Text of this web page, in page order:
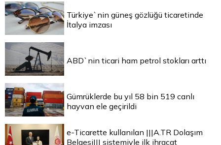
Türkiye`nin güneş gözlüğü ticaretinde
İtalya imzası
ABD`nin ticari ham petrol stokları arttı
Gümrüklerde bu yıl 58 bin 519 canlı
hayvan ele geçirildi
e-Ticarette kullanılan |||A.TR Dolaşım
Belgesi||| sistemiyle ilk ihracat